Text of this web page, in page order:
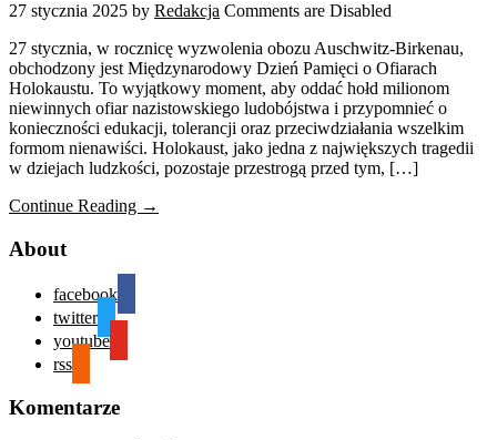
27 stycznia 2025 by Redakcja Comments are Disabled
27 stycznia, w rocznicę wyzwolenia obozu Auschwitz-Birkenau,
obchodzony jest Międzynarodowy Dzień Pamięci o Ofiarach
Holokaustu. To wyjątkowy moment, aby oddać hołd milionom
niewinnych ofiar nazistowskiego ludobójstwa i przypomnieć o
konieczności edukacji, tolerancji oraz przeciwdziałania wszelkim
formom nienawiści. Holokaust, jako jedna z największych tragedii
w dziejach ludzkości, pozostaje przestrogą przed tym, […]
Continue Reading →
About
facebook
twitter
youtube
rss
Komentarze